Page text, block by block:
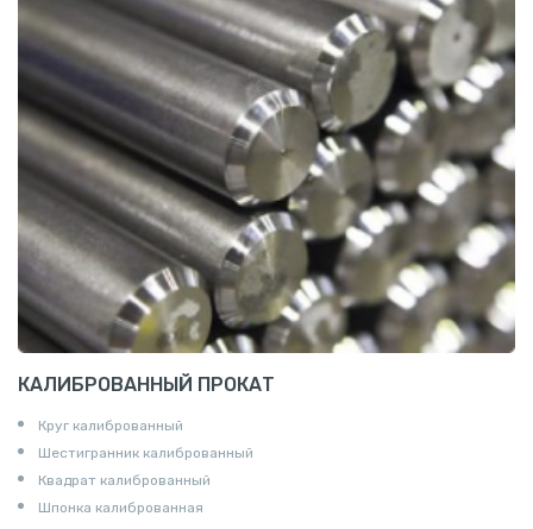
Штуцеры
Сгоны
Удлинители для труб
Крестовины
Контргайки
КАЛИБРОВАННЫЙ ПРОКАТ
Круг калиброванный
Шестигранник калиброванный
Квадрат калиброванный
Шпонка калиброванная